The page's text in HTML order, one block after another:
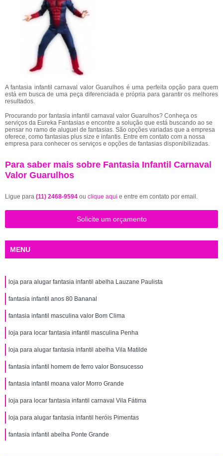
A fantasia infantil carnaval valor Guarulhos é uma perfeita opção para quem
está em busca de uma peça diferenciada e própria para garantir os melhores
resultados.
Procurando por fantasia infantil carnaval valor Guarulhos? Conheça os
serviços da Eureka Fantasias e encontre a solução que está buscando ao se
pensar no ramo de aluguel de fantasias. São opções variadas que a empresa
oferece, como fantasias plus size e infantis. Entre em contato com a nossa
empresa para conhecer os serviços e opções de fantasias disponibilizadas.
Para saber mais sobre Fantasia Infantil Carnaval
Valor Guarulhos
Ligue para (11) 2468-9594 ou clique aqui e entre em contato por email.
Solicite um orçamento
MENU
loja para alugar fantasia infantil abelha Lauzane Paulista
fantasia infantil anos 80 Bananal
fantasia infantil masculina valor Bom Clima
loja para locar fantasia infantil masculina Penha
loja para alugar fantasia infantil abelha Vila Matilde
fantasia infantil homem de ferro valor Bonsucesso
fantasia infantil moana valor Morro Grande
loja para locar fantasia infantil carnaval Vila Fátima
loja para alugar fantasia infantil heróis Pimentas
fantasia infantil abelha Ponte Grande